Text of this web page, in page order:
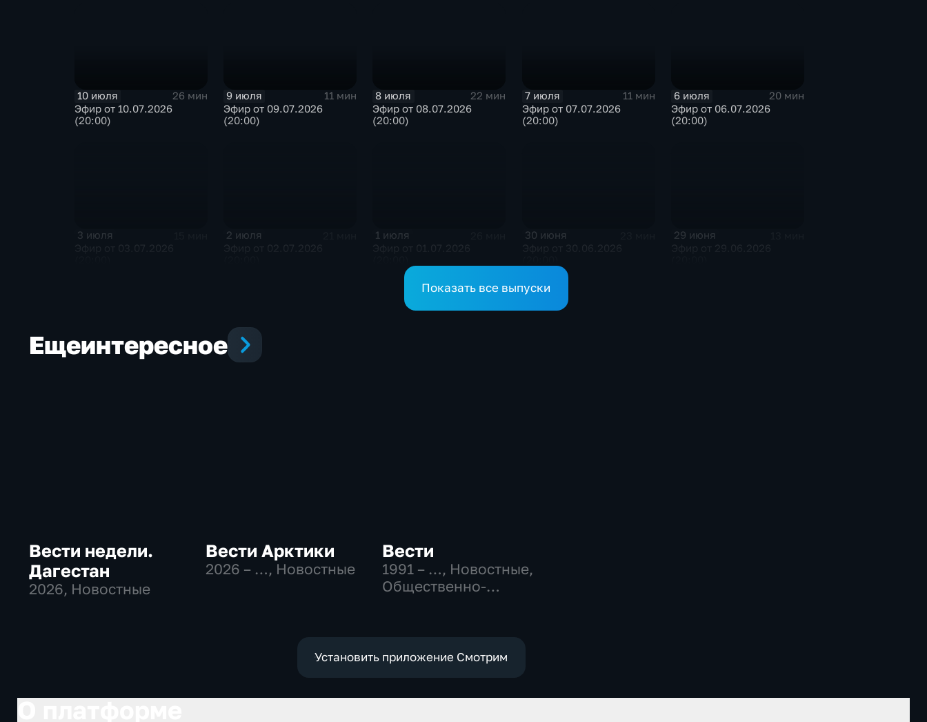
10 июля
26 мин
Эфир от 10.07.2026
(20:00)
9 июля
11 мин
Эфир от 09.07.2026
(20:00)
8 июля
22 мин
Эфир от 08.07.2026
(20:00)
7 июля
11 мин
Эфир от 07.07.2026
(20:00)
6 июля
20 мин
Эфир от 06.07.2026
(20:00)
3 июля 2 июля 1 июля 30 июня 29 июня
Показать все выпуски
Ещеинтересное
Вести недели.
Дагестан
2026, Новостные
Вести Арктики
2026 – …, Новостные
Вести
1991 – …, Новостные,
Общественно-
Установить приложение Смотрим